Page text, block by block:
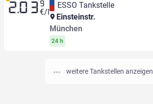
2.03 9
€/l
ESSO Tankstelle
Einsteinstr.
München
24 h
weitere Tankstellen anzeigen